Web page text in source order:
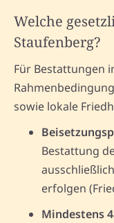
Welche
Staufenberg?
Für Bestattungen
sowie lokale
Bestattung
erfolgen
Mindestens